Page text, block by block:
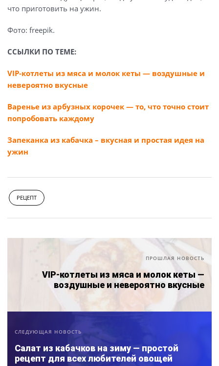
что приготовить на ужин.
Фото: freepik.
ССЫЛКИ ПО ТЕМЕ:
VIP-котлеты из мяса и молок кеты — воздушные и
невероятно вкусные
Варенье из арбузных корочек — то, что точно стоит
попробовать каждому
Запеканка из кабачка – вкусная и простая идея на
ужин
РЕЦЕПТ
ПРОШЛАЯ НОВОСТЬ
VIP-котлеты из мяса и молок кеты —
воздушные и невероятно вкусные
СЛЕДУЮЩАЯ НОВОСТЬ
Салат из кабачков на зиму — простой
рецепт для всех любителей овощей